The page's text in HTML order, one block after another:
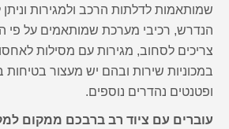
שמותאמות לדלתות הרכב ולמגירות וניתן
הנדרש, רכיבי מערכת שמותאמים על פי
צריכים לסחוב, מגירות עם מסילות
במכוניות שירות ובהם יש מעצור
ופטנטים נהדרים נוספים.
עוברים עם ציוד רב ברבכם ממקום